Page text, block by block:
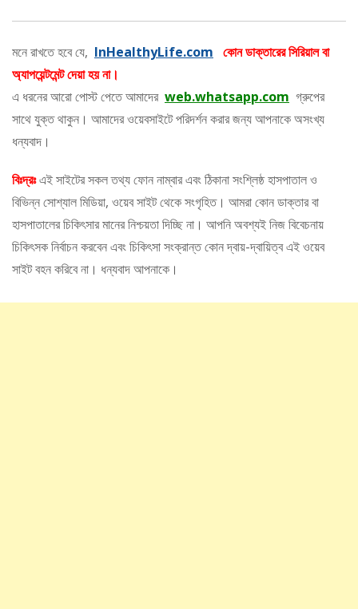
মনে রাখতে হবে যে, InHealthyLife.com কোন ডাক্তারের সিরিয়াল বা
অ্যাপয়েন্টমেন্ট দেয়া হয় না।
এ ধরনের আরো পোস্ট পেতে আমাদের web.whatsapp.com গ্রুপের
সাথে যুক্ত থাকুন। আমাদের ওয়েবসাইটে পরিদর্শন করার জন্য আপনাকে অসংখ্য
ধন্যবাদ।
বিঃদ্রঃএই সাইটের সকল তথ্য ফোন নাম্বার এবং ঠিকানা সংশ্লিষ্ঠ হাসপাতাল ও
বিভিন্ন সোশ্যাল মিডিয়া, ওয়েব সাইট থেকে সংগৃহিত। আমরা কোন ডাক্তার বা
হাসপাতালের চিকিৎসার মানের নিশ্চয়তা দিচ্ছি না। আপনি অবশ্যই নিজ বিবেচনায়
চিকিৎসক নির্বাচন করবেন এবং চিকিৎসা সংক্রান্ত কোন দ্বায়-দ্বায়িত্ব এই ওয়েব
সাইট বহন করিবে না। ধন্যবাদ আপনাকে।